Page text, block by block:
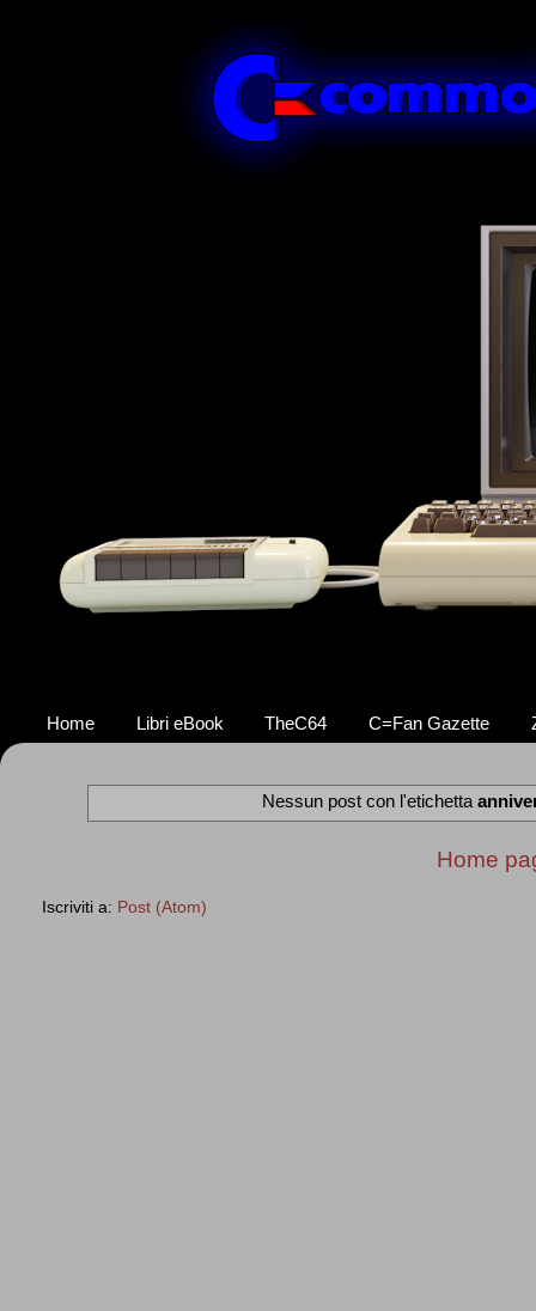
Home Libri eBook TheC64 C=Fan Gazette
Nessun post con l'etichetta
Home
Iscriviti a: Post (Atom)